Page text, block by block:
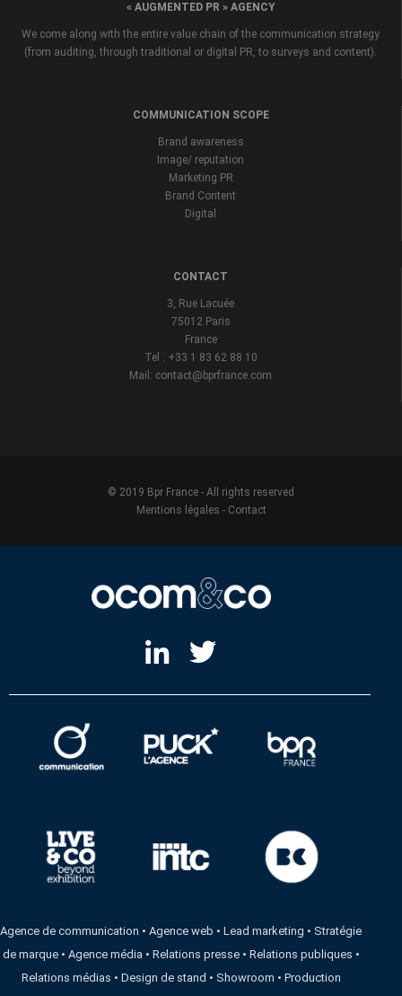
« AUGMENTED PR » AGENCY
We come along with the entire value chain of the communication strategy
(from auditing, through traditional or digital PR, to surveys and content).
COMMUNICATION SCOPE
Brand awareness
Image/ reputation
Marketing PR
Brand Content
Digital
CONTACT
3, Rue Lacuée
75012 Paris
France
Tel : +33 1 83 62 88 10
Mail: contact@bprfrance.com
© 2019 Bpr France - All rights reserved
Mentions légales - Contact
Agence de communication •Agence web •Lead marketing • Stratégie
de marque• Agence média • Relations presse• Relations publiques •
Relations médias • Design de stand • Showroom • Production